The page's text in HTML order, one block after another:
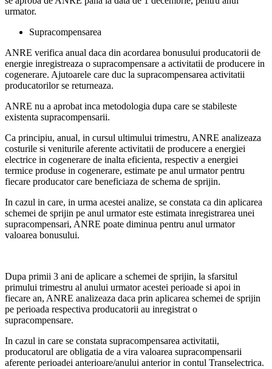
urmator.
Supracompensarea
ANRE verifica anual daca din acordarea bonusului producatorii de
energie inregistreaza o supracompensare a activitatii de producere in
cogenerare. Ajutoarele care duc la supracompensarea activitatii
producatorilor se returneaza.
ANRE nu a aprobat inca metodologia dupa care se stabileste
existenta supracompensarii.
Ca principiu, anual, in cursul ultimului trimestru, ANRE analizeaza
costurile si veniturile aferente activitatii de producere a energiei
electrice in cogenerare de inalta eficienta, respectiv a energiei
termice produse in cogenerare, estimate pe anul urmator pentru
fiecare producator care beneficiaza de schema de sprijin.
In cazul in care, in urma acestei analize, se constata ca din aplicarea
schemei de sprijin pe anul urmator este estimata inregistrarea unei
supracompensari, ANRE poate diminua pentru anul urmator
valoarea bonusului.
Dupa primii 3 ani de aplicare a schemei de sprijin, la sfarsitul
primului trimestru al anului urmator acestei perioade si apoi in
fiecare an, ANRE analizeaza daca prin aplicarea schemei de sprijin
pe perioada respectiva producatorii au inregistrat o
supracompensare.
In cazul in care se constata supracompensarea activitatii,
producatorul are obligatia de a vira valoarea supracompensarii
aferente perioadei anterioare/anului anterior in contul Transelectrica.